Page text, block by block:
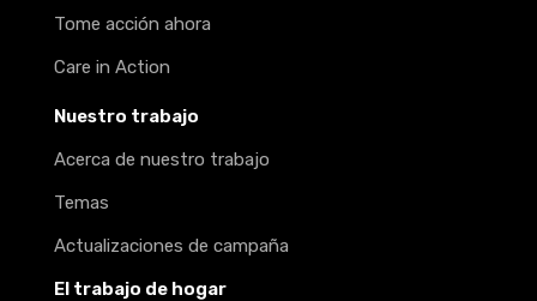
Tome acción ahora
Care in Action
Nuestro trabajo
Acerca de nuestro trabajo
Temas
Actualizaciones de campaña
El trabajo de hogar